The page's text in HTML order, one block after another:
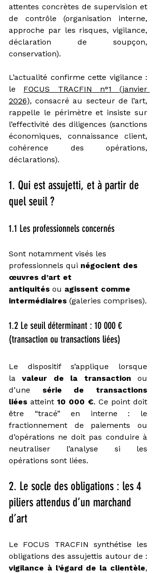
attentes concrètes de supervision et
de contrôle (organisation interne,
approche par les risques, vigilance,
déclaration de soupçon,
conservation).
L’actualité confirme cette vigilance :
le FOCUS TRACFIN n°1 (janvier
2026), consacré au secteur de l’art,
rappelle le périmètre et insiste sur
l’effectivité des diligences (sanctions
économiques, connaissance client,
cohérence des opérations,
déclarations).
1. Qui est assujetti, et à partir de
quel seuil ?
1.1 Les professionnels concernés
Sont notamment visés les
professionnels qui négocient des
œuvres d’art et
antiquités ou agissent comme
intermédiaires (galeries comprises).
1.2 Le seuil déterminant : 10 000 €
(transaction ou transactions liées)
Le dispositif s’applique lorsque
la valeur de la transaction ou
d’une série de transactions
liées atteint 10 000 €. Ce point doit
être “tracé” en interne : le
fractionnement de paiements ou
d’opérations ne doit pas conduire à
neutraliser l’analyse si les
opérations sont liées.
2. Le socle des obligations : les 4
piliers attendus d’un marchand
d’art
Le FOCUS TRACFIN synthétise les
vigilance à l’égard de la clientèle,